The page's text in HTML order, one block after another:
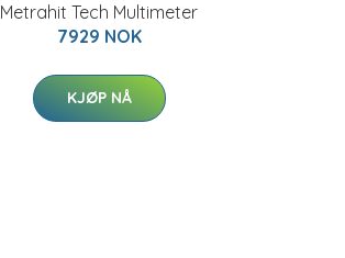
Metrahit Tech Multimeter
7929 NOK
KJØP NÅ